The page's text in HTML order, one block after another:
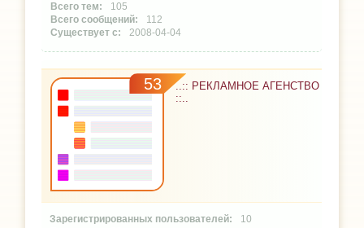
105
112
2008-04-04
53
..:: РЕКЛАМНОЕ АГЕНСТВО
::..
10